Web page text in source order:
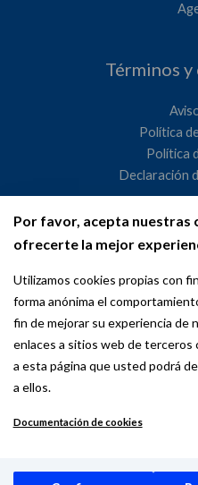
Por favor, acepta nuestras
ofrecerte la mejor
Utilizamos cookies propias con
forma anónima el
fin de mejorar su experiencia de
enlaces a sitios web de terceros
a esta página que usted podrá
a ellos.
Documentación de cookies
Términos
Política
Política
Declaración
WeMadrid es un sitio web
dedicado a las relaciones